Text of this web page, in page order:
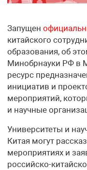
Запущен
китайского
образования, об
Минобрнауки РФ в
ресурс
инициатив и
мероприятий,
и научные
Университеты и
Китая могут
мероприятиях и
российско-